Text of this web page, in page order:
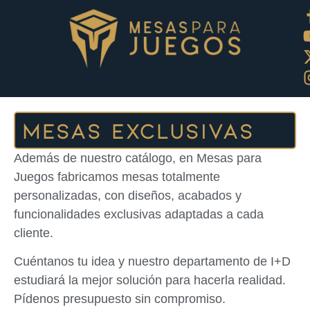
Mesas exclusivas
Además de nuestro catálogo, en Mesas para
Juegos fabricamos mesas totalmente
personalizadas, con diseños, acabados y
funcionalidades exclusivas adaptadas a cada
cliente.
Cuéntanos tu idea y nuestro departamento de I+D
estudiará la mejor solución para hacerla realidad.
Pídenos presupuesto sin compromiso.